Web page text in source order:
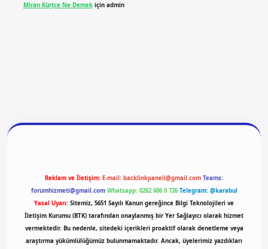
Miran Kürtçe Ne Demekiçin admin
Reklam ve İletişim: E-mail: backlinkpaneli@gmail.com Teams:
forumhizmeti@gmail.com Whatsapp: 0262 606 0 726 Telegram: @karabul
Yasal Uyarı: Sitemiz, 5651 Sayılı Kanun gereğince Bilgi Teknolojileri ve
İletişim Kurumu (BTK) tarafından onaylanmış bir Yer Sağlayıcı olarak hizmet
vermektedir. Bu nedenle, sitedeki içerikleri proaktif olarak denetleme veya
araştırma yükümlülüğümüz bulunmamaktadır. Ancak, üyelerimiz yazdıkları